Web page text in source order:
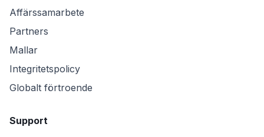
Affärssamarbete
Partners
Mallar
Integritetspolicy
Globalt förtroende
Support